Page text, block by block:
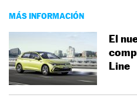
MÁS INFORMACIÓN
El
Line